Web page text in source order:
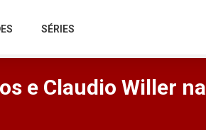
SÉRIES
e Claudio Willer na